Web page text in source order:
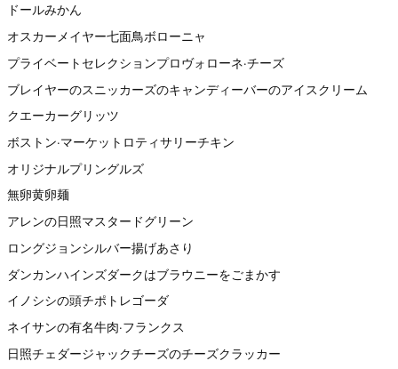
ドールみかん
オスカーメイヤー七面鳥ボローニャ
プライベートセレクションプロヴォローネ·チーズ
ブレイヤーのスニッカーズのキャンディーバーのアイスクリーム
クエーカーグリッツ
ボストン·マーケットロティサリーチキン
オリジナルプリングルズ
無卵黄卵麺
アレンの日照マスタードグリーン
ロングジョンシルバー揚げあさり
ダンカンハインズダークはブラウニーをごまかす
イノシシの頭チポトレゴーダ
ネイサンの有名牛肉·フランクス
日照チェダージャックチーズのチーズクラッカー